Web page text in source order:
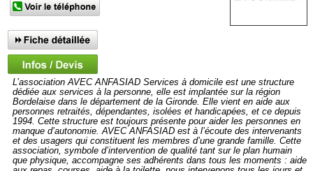
L’association AVEC ANFASIAD Services à domicile est une structure
dédiée aux services à la personne, elle est implantée sur la région
Bordelaise dans le département de la Gironde. Elle vient en aide aux
personnes retraités, dépendantes, isolées et handicapées, et ce depuis
1994. Cette structure est toujours présente pour aider les personnes en
manque d’autonomie. AVEC ANFASIAD est à l’écoute des intervenants
et des usagers qui constituent les membres d’une grande famille. Cette
association, symbole d’intervention de qualité tant sur le plan humain
que physique, accompagne ses adhérents dans tous les moments : aide